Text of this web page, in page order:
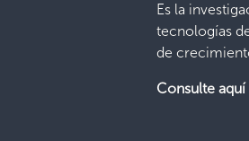
Es la
tecnologías
de
Consulte